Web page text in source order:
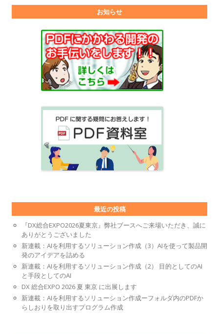
お知らせ
最近の投稿
『DX総合EXPO2026夏東京』弊社ブースへご来場いただき、誠に
ありがとうございました
新連載：AIを利用するソリューション作成（3）AIを使って製品開
発のアイデアを詰める
新連載：AIを利用するソリューション作成（2） 目的としてのAI
と手段としてのAI
DX 総合EXPO 2026 夏 東京 に出展します
新連載：AIを利用するソリューション作成ーフォルダ内のPDFか
らしおりを取り出すプログラム作成